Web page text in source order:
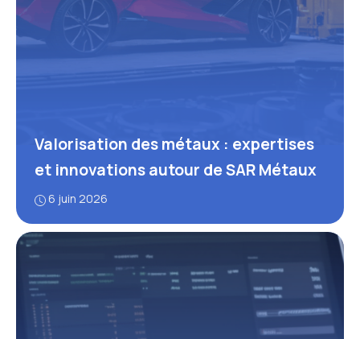
Valorisation des métaux : expertises
et innovations autour de SAR Métaux
6 juin 2026